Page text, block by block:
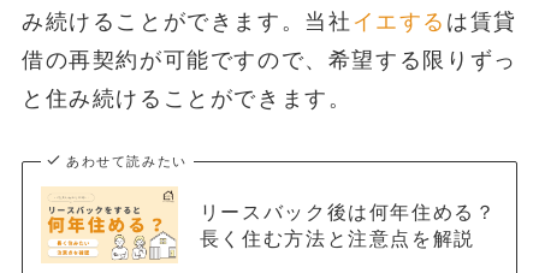
み続けることができます。当社 イエする は賃貸
借の再契約が可能ですので、希望する限りずっ
と住み続けることができます。
あわせて読みたい
リースバック後は何年住める？
長く住む方法と注意点を解説